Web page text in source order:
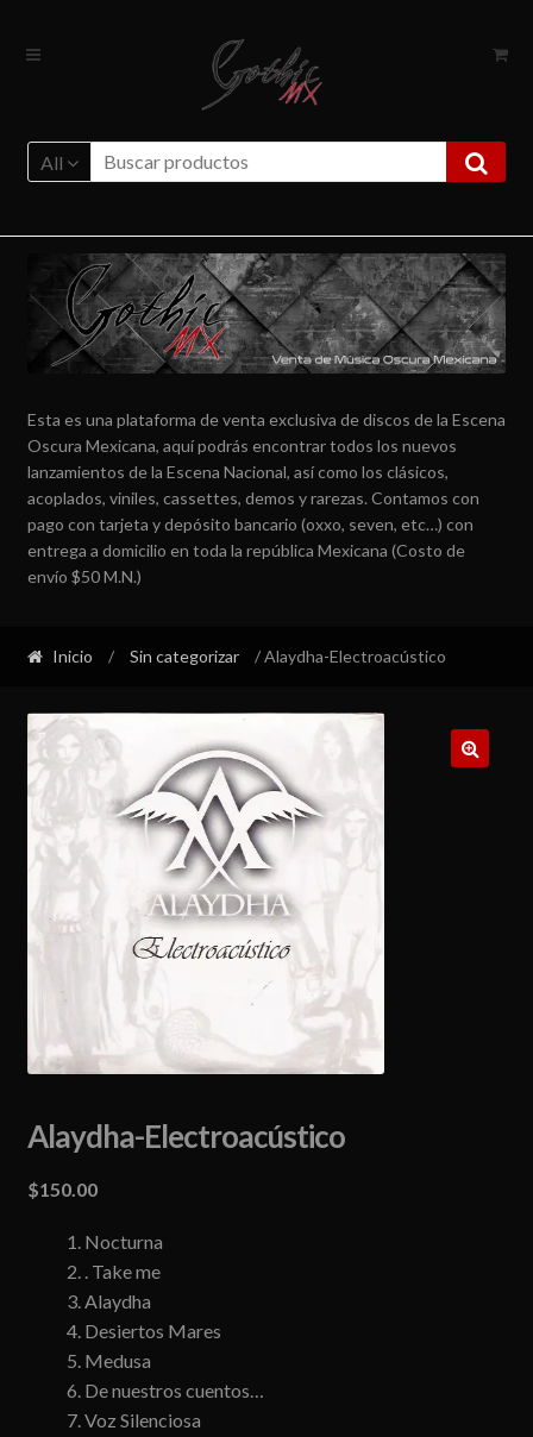
Ir
Ir
All
Esta es una plataforma de venta exclusiva de discos de la Escena
Oscura Mexicana, aquí podrás encontrar todos los nuevos
lanzamientos de la Escena Nacional, así como los clásicos,
acoplados, viniles, cassettes, demos y rarezas. Contamos con
pago con tarjeta y depósito bancario (oxxo, seven, etc…) con
entrega a domicilio en toda la república Mexicana (Costo de
envío $50 M.N.)
Inicio / Sin categorizar / Alaydha-Electroacústico
Alaydha-Electroacústico
$150.00
Nocturna
. Take me
Alaydha
Desiertos Mares
Medusa
De nuestros cuentos…
Voz Silenciosa